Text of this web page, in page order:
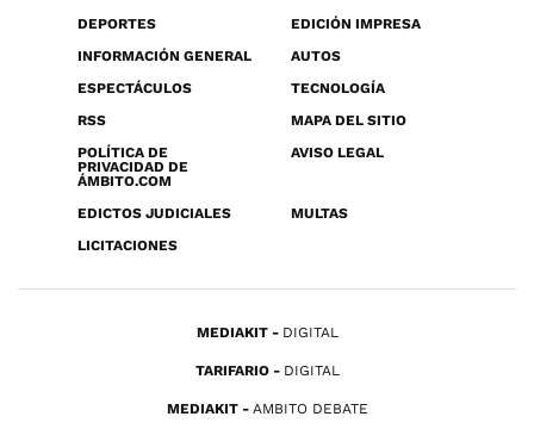
DEPORTES
EDICIÓN IMPRESA
INFORMACIÓN GENERAL
AUTOS
ESPECTÁCULOS
TECNOLOGÍA
RSS
MAPA DEL SITIO
POLÍTICA DE
PRIVACIDAD DE
ÁMBITO.COM
AVISO LEGAL
EDICTOS JUDICIALES
MULTAS
LICITACIONES
MEDIAKIT DIGITAL
TARIFARIO DIGITAL
MEDIAKIT AMBITO DEBATE